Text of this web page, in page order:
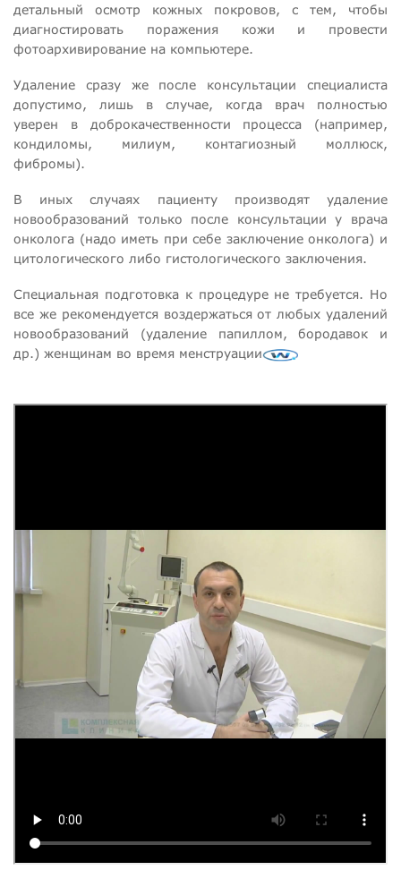
детальный осмотр кожных покровов, с тем, чтобы
диагностировать поражения кожи и провести
фотоархивирование на компьютере.
Удаление сразу же после консультации специалиста
допустимо, лишь в случае, когда врач полностью
уверен в доброкачественности процесса (например,
кондиломы, милиум, контагиозный моллюск,
фибромы).
В иных случаях пациенту производят удаление
новообразований только после консультации у врача
онколога (надо иметь при себе заключение онколога) и
цитологического либо гистологического заключения.
Специальная подготовка к процедуре не требуется. Но
все же рекомендуется воздержаться от любых удалений
новообразований (удаление папиллом, бородавок и
др.) женщинам во время менструации